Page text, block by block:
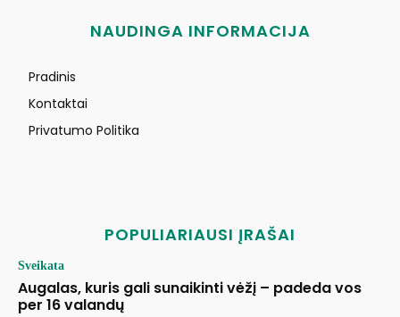
NAUDINGA INFORMACIJA
Pradinis
Kontaktai
Privatumo Politika
POPULIARIAUSI ĮRAŠAI
Sveikata
Augalas, kuris gali sunaikinti vėžį – padeda vos
per 16 valandų